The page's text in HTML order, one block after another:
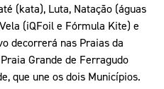
(kata), Luta, Natação (águas
(iQFoil e Fórmula Kite) e
decorrerá nas Praias da
Grande de Ferragudo
que une os dois Municípios.